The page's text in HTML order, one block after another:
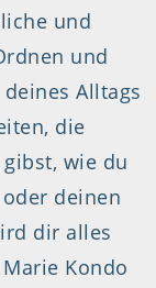
und
und
Alltags
die
wie du
deinen
dir alles
Kondo